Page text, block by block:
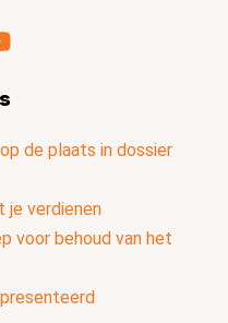
de plaats in dossier
je verdienen
voor behoud van het